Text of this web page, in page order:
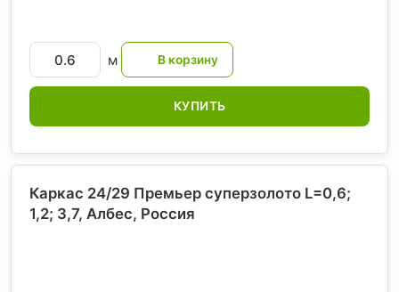
м
КУПИТЬ
Каркас 24/29 Премьер суперзолото L=0,6;
1,2; 3,7, Албес, Россия